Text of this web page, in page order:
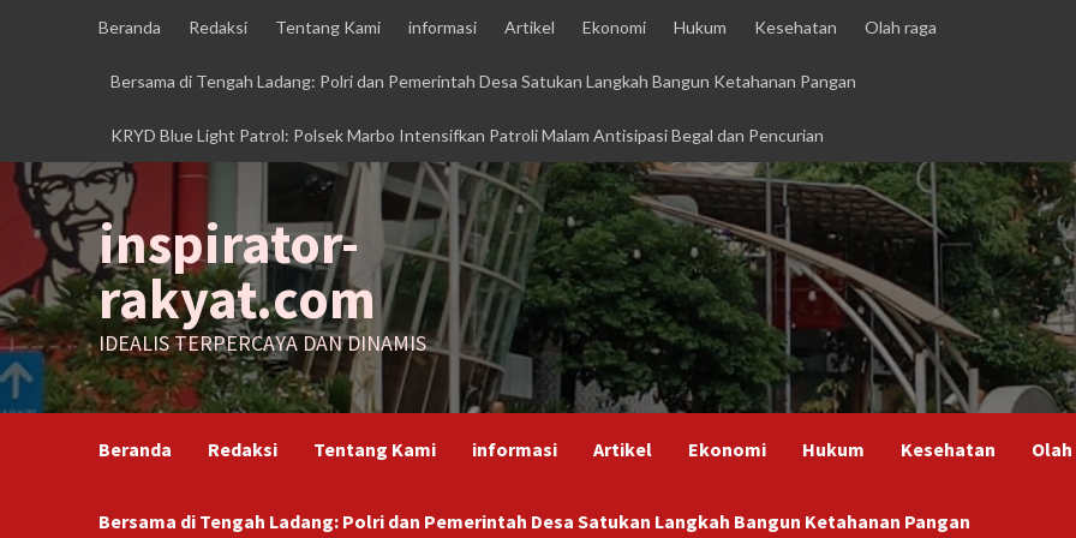
Beranda Redaksi Tentang Kami informasi Artikel Ekonomi Hukum Kesehatan Olah raga
Bersama di Tengah Ladang: Polri dan Pemerintah Desa Satukan Langkah Bangun Ketahanan Pangan
KRYD Blue Light Patrol: Polsek Marbo Intensifkan Patroli Malam Antisipasi Begal dan Pencurian
inspirator-
rakyat.com
IDEALIS TERPERCAYA DAN DINAMIS
Beranda Redaksi Tentang Kami informasi Artikel Ekonomi Hukum Kesehatan
Bersama di Tengah Ladang: Polri dan Pemerintah Desa Satukan Langkah Bangun Ketahanan Pangan